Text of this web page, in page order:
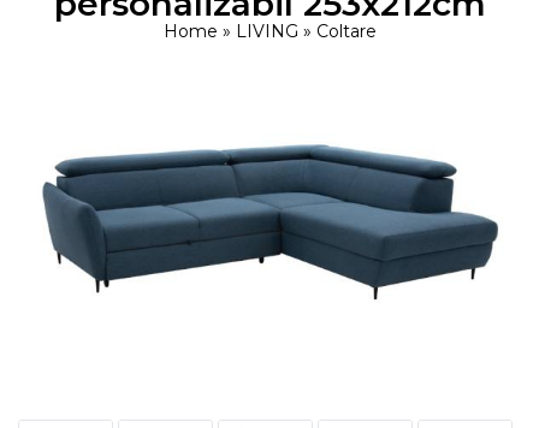
Home » LIVING » Coltare